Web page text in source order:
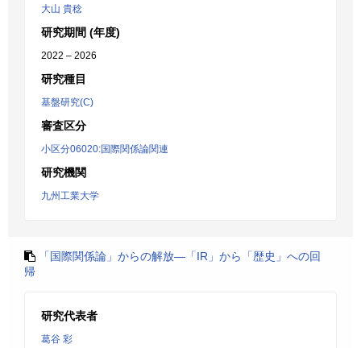
大山 貴稔
研究期間 (年度)
2022 – 2026
研究種目
基盤研究(C)
審査区分
小区分06020:国際関係論関連
研究機関
九州工業大学
「国際関係論」からの解放―「IR」から「歴史」への回
帰
研究代表者
葛谷 彩